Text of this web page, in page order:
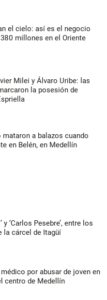
el cielo: así es el negocio
millones en el Oriente
Milei y Álvaro Uribe: las
la posesión de
mataron a balazos cuando
en Belén, en Medellín
y ‘Carlos Pesebre’, entre los
la cárcel de Itagüí
por abusar de joven en
centro de Medellín